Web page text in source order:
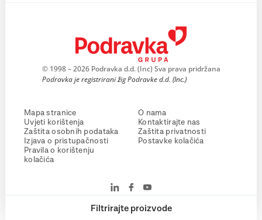
Filtrirajte proizvode
© 1998 – 2026 Podravka d.d. (Inc) Sva prava pridržana
Podravka je registrirani žig Podravke d.d. (Inc.)
Mapa stranice
Uvjeti korištenja
Zaštita osobnih podataka
Izjava o pristupačnosti
Pravila o korištenju
kolačića
O nama
Kontaktirajte nas
Zaštita privatnosti
Postavke kolačića